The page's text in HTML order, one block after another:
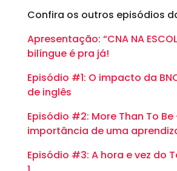
Confira os outros episódios
Apresentação: “CNA NA
bilíngue é pra já!
Episódio #1: O impacto da
de inglês
Episódio #2: More Than To Be
importância de uma
Episódio #3: A hora e vez do